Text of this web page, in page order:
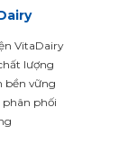
VitaDairy
lượng
bền vững
phân phối